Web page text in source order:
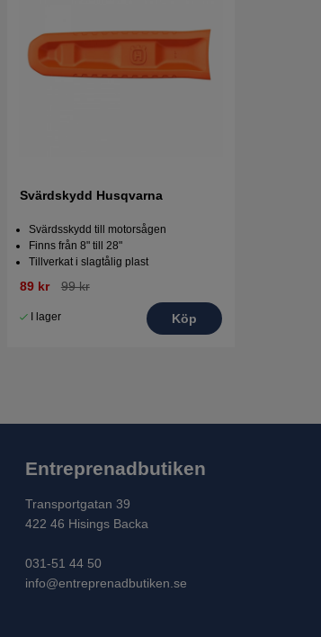
Svärdskydd Husqvarna
Svärdsskydd till motorsågen
Finns från 8" till 28"
Tillverkat i slagtålig plast
89 kr 99 kr
I lager Köp
Entreprenadbutiken
Transportgatan 39
422 46 Hisings Backa
031-51 44 50
info@entreprenadbutiken.se